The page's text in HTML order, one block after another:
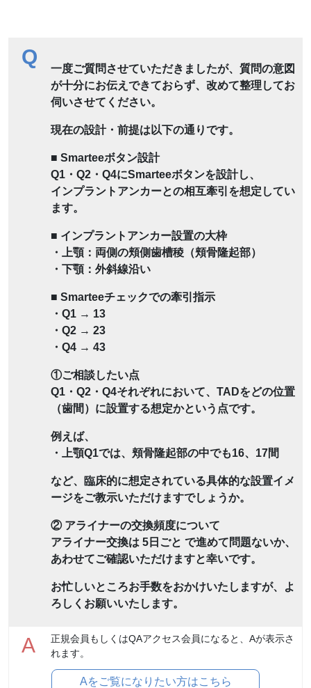
Q
一度ご質問させていただきましたが、質問の意図
が十分にお伝えできておらず、改めて整理してお
伺いさせてください。
現在の設計・前提は以下の通りです。
■ Smarteeボタン設計
Q1・Q2・Q4にSmarteeボタンを設計し、
インプラントアンカーとの相互牽引を想定してい
ます。
■ インプラントアンカー設置の大枠
・上顎：両側の頬側歯槽稜（頬骨隆起部）
・下顎：外斜線沿い
■ Smarteeチェックでの牽引指示
・Q1 → 13
・Q2 → 23
・Q4 → 43
①ご相談したい点
Q1・Q2・Q4それぞれにおいて、TADをどの位置
（歯間）に設置する想定かという点です。
例えば、
・上顎Q1では、頬骨隆起部の中でも16、17間
など、臨床的に想定されている具体的な設置イメ
ージをご教示いただけますでしょうか。
② アライナーの交換頻度について
アライナー交換は 5日ごと で進めて問題ないか、
あわせてご確認いただけますと幸いです。
お忙しいところお手数をおかけいたしますが、よ
ろしくお願いいたします。
A
正規会員もしくはQAアクセス会員になると、Aが表示さ
れます。
Aをご覧になりたい方はこちら